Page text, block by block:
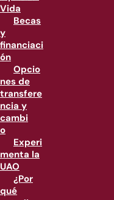
Vida
Becas
y
financiaci
ón
Opcio
nes de
transfere
ncia y
cambi
o
Experi
menta la
UAO
¿Por
qué